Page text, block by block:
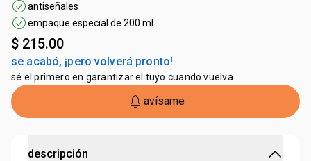
antiseñales
empaque especial de 200 ml
$ 215.00
se acabó, ¡pero volverá pronto!
sé el primero en garantizar el tuyo cuando vuelva.
avísame
descripción